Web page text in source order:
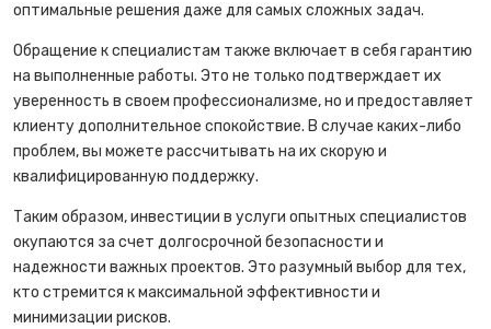
оптимальные решения даже для самых сложных задач.
Обращение к специалистам также включает в себя гарантию
на выполненные работы. Это не только подтверждает их
уверенность в своем профессионализме, но и предоставляет
клиенту дополнительное спокойствие. В случае каких-либо
проблем, вы можете рассчитывать на их скорую и
квалифицированную поддержку.
Таким образом, инвестиции в услуги опытных специалистов
окупаются за счет долгосрочной безопасности и
надежности важных проектов. Это разумный выбор для тех,
кто стремится к максимальной эффективности и
минимизации рисков.